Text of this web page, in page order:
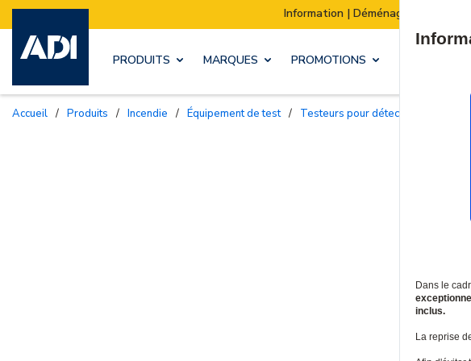
Information | Déménagement de notre stock :
PRODUITS MARQUES PROMOTIONS
Accueil / Produits / Incendie / Équipement de test / Testeurs pour détecteurs de chaleur